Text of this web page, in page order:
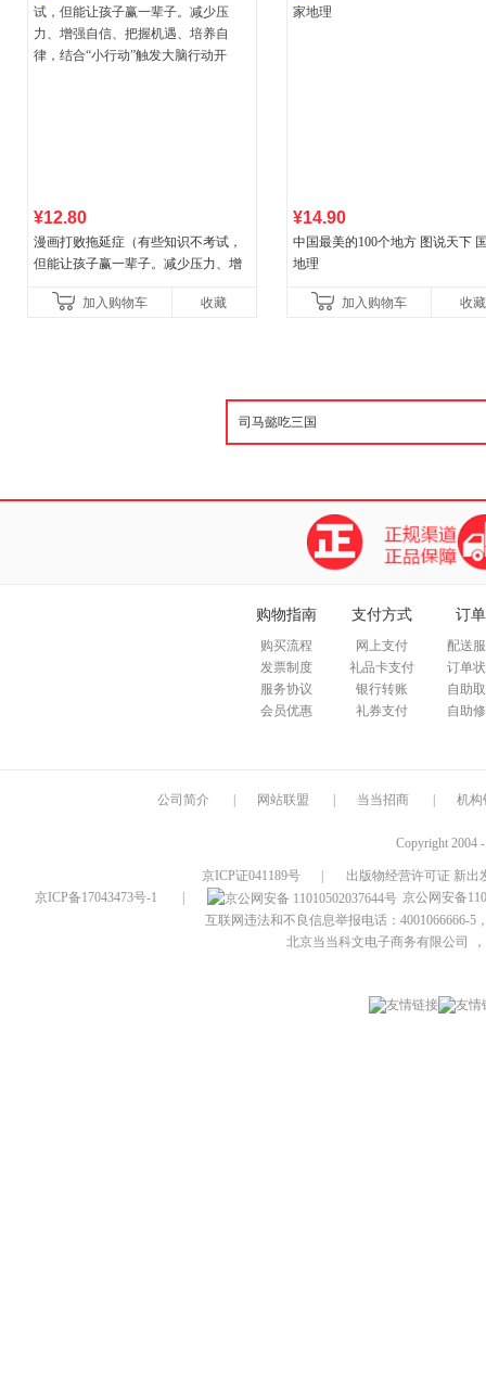
¥12.80
漫画打败拖延症（有些知识不考试，
但能让孩子赢一辈子。减少压力、增
合“小行动”触发大脑行动开
加入购物车 收藏
¥14.90
中国最美的100个地方 图说天下
地理
加入购物车 收藏
购物指南
购买流程
发票制度
服务协议
会员优惠
支付方式
网上支付
礼品卡支付
银行转账
礼券支付
订
配送
订单
自助
自助
公司简介 网站联盟 当当招商 机构
Copyright 2004
京ICP证041189号
出版物经营许可证 新出
京ICP备17043473号-1
京公网安备
互联网违法和不良信息举报电话：4001066666-5
北京当当科文电子商务有限公司